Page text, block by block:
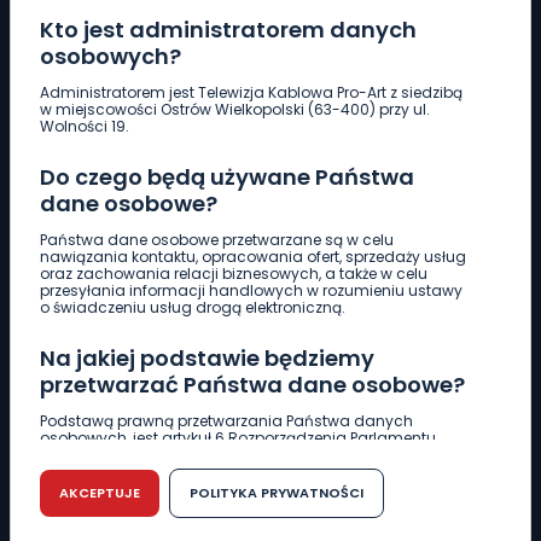
Kto jest administratorem danych
osobowych?
Administratorem jest Telewizja Kablowa Pro-Art z siedzibą
w miejscowości Ostrów Wielkopolski (63-400) przy ul.
Wolności 19.
Do czego będą używane Państwa
dane osobowe?
Państwa dane osobowe przetwarzane są w celu
nawiązania kontaktu, opracowania ofert, sprzedaży usług
oraz zachowania relacji biznesowych, a także w celu
przesyłania informacji handlowych w rozumieniu ustawy
o świadczeniu usług drogą elektroniczną.
Na jakiej podstawie będziemy
przetwarzać Państwa dane osobowe?
Podstawą prawną przetwarzania Państwa danych
osobowych, jest artykuł 6 Rozporządzenia Parlamentu
r. w sprawie ochrony osób fizycznych w związku z
przetwarzaniem danych osobowych w sprawie
swobodnego przepływu takich danych oraz uchylenia
dyrektywy 95/46/WE (RODO).
AKCEPTUJE POLITYKA PRYWATNOŚCI
Pobierz logotyp
661 997 997
REDAKCJA
62 735 22 22redakcja@wlkp24.info
DZIAŁ REKLAMY
62 735 01 85 reklama@wlkp24.info
WIADOMOŚCI
CIEKAWOSTKI